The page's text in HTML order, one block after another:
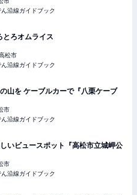
ん沿線ガイドブック
とろオムライス
松市
ん沿線ガイドブック
山を ケーブルカーで『八栗ケーブ
市
ん沿線ガイドブック
いビュースポット『高松市立城岬公
市
ん沿線ガイドブック